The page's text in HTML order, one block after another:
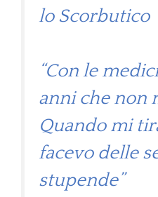
lo Scorbutico
“Con le
anni che non
Quando mi
facevo delle
stupende”